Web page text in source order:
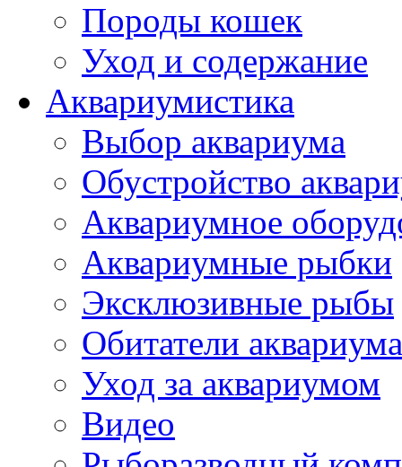
Породы кошек
Уход и содержание
Аквариумистика
Выбор аквариума
Обустройство
Аквариумное
Аквариумные рыбки
Эксклюзивные рыбы
Обитатели аквариума
Уход за аквариумом
Видео